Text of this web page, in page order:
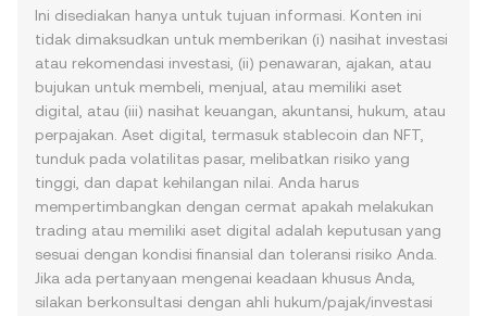
Ini disediakan hanya untuk tujuan informasi. Konten ini
tidak dimaksudkan untuk memberikan (i) nasihat investasi
atau rekomendasi investasi, (ii) penawaran, ajakan, atau
bujukan untuk membeli, menjual, atau memiliki aset
digital, atau (iii) nasihat keuangan, akuntansi, hukum, atau
perpajakan. Aset digital, termasuk stablecoin dan NFT,
tunduk pada volatilitas pasar, melibatkan risiko yang
tinggi, dan dapat kehilangan nilai. Anda harus
mempertimbangkan dengan cermat apakah melakukan
trading atau memiliki aset digital adalah keputusan yang
sesuai dengan kondisi finansial dan toleransi risiko Anda.
Jika ada pertanyaan mengenai keadaan khusus Anda,
silakan berkonsultasi dengan ahli hukum/pajak/investasi